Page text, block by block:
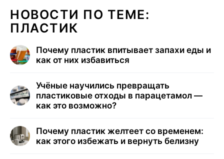
НОВОСТИ ПО ТЕМЕ:
ПЛАСТИК
Почему пластик впитывает запахи еды и
как от них избавиться
Учёные научились превращать
пластиковые отходы в парацетамол —
как это возможно?
Почему пластик желтеет со временем:
как этого избежать и вернуть белизну